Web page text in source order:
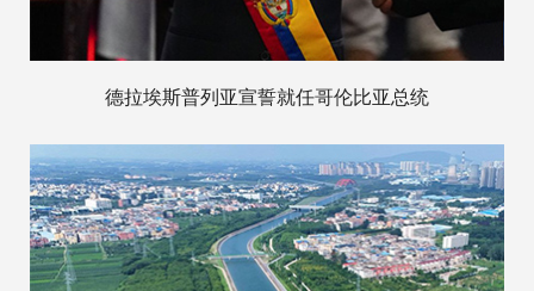
德拉埃斯普列亚宣誓就任哥伦比亚总统